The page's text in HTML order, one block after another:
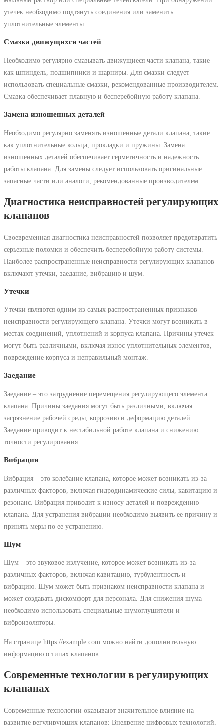
утечек необходимо подтянуть соединения или заменить
уплотнительные элементы.
Смазка движущихся частей
Необходимо регулярно смазывать движущиеся части клапана, такие
как шпиндель, подшипники и шарниры. Для смазки следует
использовать специальные смазки, рекомендованные производителем.
Смазка обеспечивает плавную и бесперебойную работу клапана.
Замена изношенных деталей
Необходимо регулярно заменять изношенные детали клапана, такие
как уплотнительные кольца, прокладки и пружины. Замена
изношенных деталей обеспечивает герметичность и надежность
работы клапана. Для замены следует использовать оригинальные
запасные части или аналоги, рекомендованные производителем.
Диагностика неисправностей регулирующих
клапанов
Своевременная диагностика неисправностей позволяет предотвратить
серьезные поломки и обеспечить бесперебойную работу системы.
Наиболее распространенные неисправности регулирующих клапанов
включают утечки, заедание, вибрацию и шум.
Утечки
Утечки являются одним из самых распространенных признаков
неисправности регулирующего клапана. Утечки могут возникать в
местах соединений, уплотнений и корпуса клапана. Причины утечек
могут быть различными, включая износ уплотнительных элементов,
повреждение корпуса и неправильный монтаж.
Заедание
Заедание – это затруднение перемещения регулирующего элемента
клапана. Причины заедания могут быть различными, включая
загрязнение рабочей среды, коррозию и деформацию деталей.
Заедание приводит к нестабильной работе клапана и снижению
точности регулирования.
Вибрация
Вибрация – это колебание клапана, которое может возникать из-за
различных факторов, включая гидродинамические силы, кавитацию и
резонанс. Вибрация приводит к износу деталей и повреждению
клапана. Для устранения вибрации необходимо выявить ее причину и
принять меры по ее устранению.
Шум
Шум – это звуковое излучение, которое может возникать из-за
различных факторов, включая кавитацию, турбулентность и
вибрацию. Шум может быть признаком неисправности клапана и
может создавать дискомфорт для персонала. Для снижения шума
необходимо использовать специальные шумоглушители и
виброизоляторы.
На странице https://example.com можно найти дополнительную
информацию о типах клапанов.
Современные технологии в регулирующих
клапанах
Современные технологии оказывают значительное влияние на
развитие регулирующих клапанов; Внедрение цифровых технологий,